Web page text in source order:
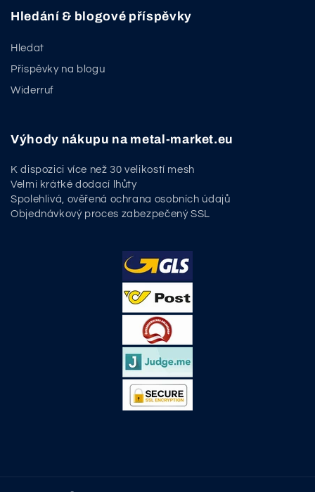
Hledání & blogové příspěvky
Hledat
Příspěvky na blogu
Widerruf
Výhody nákupu na metal-market.eu
K dispozici více než 30 velikostí mesh
Velmi krátké dodací lhůty
Spolehlivá, ověřená ochrana osobních údajů
Objednávkový proces zabezpečený SSL